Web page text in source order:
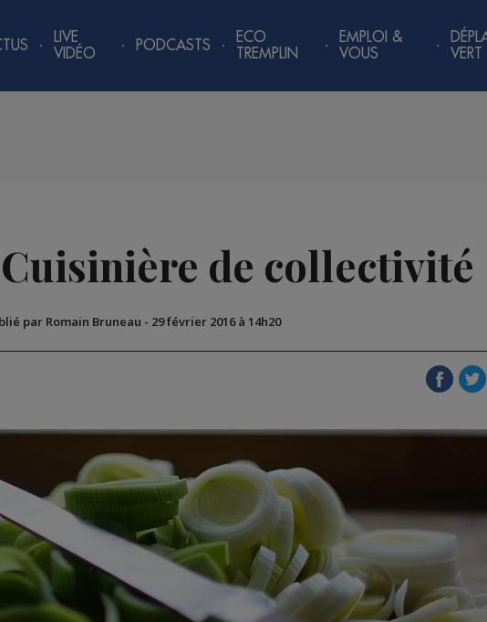
LIVE
VIDÉO
PODCASTS
ECO
TREMPLIN
EMPLOI &
VOUS
VERT
de collectivité
par Romain Bruneau - 29 février 2016 à 14h20